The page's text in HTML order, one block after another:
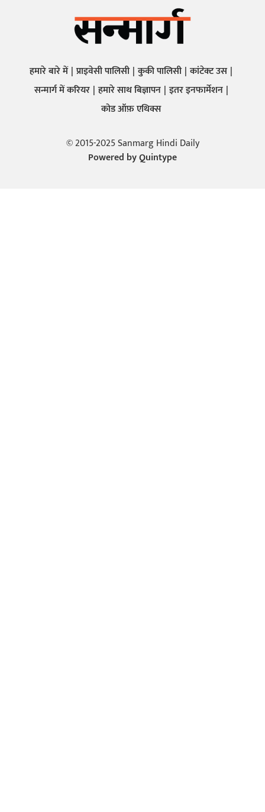
हमारे बारे में प्राइवेसी पालिसी कुकी पालिसी कांटेक्ट उस
सन्मार्ग में करियर हमारे साथ बिज्ञापन इतर इनफार्मेशन
कोड ऑफ़ एथिक्स
© 2015-2025 Sanmarg Hindi Daily
Powered byQuintype